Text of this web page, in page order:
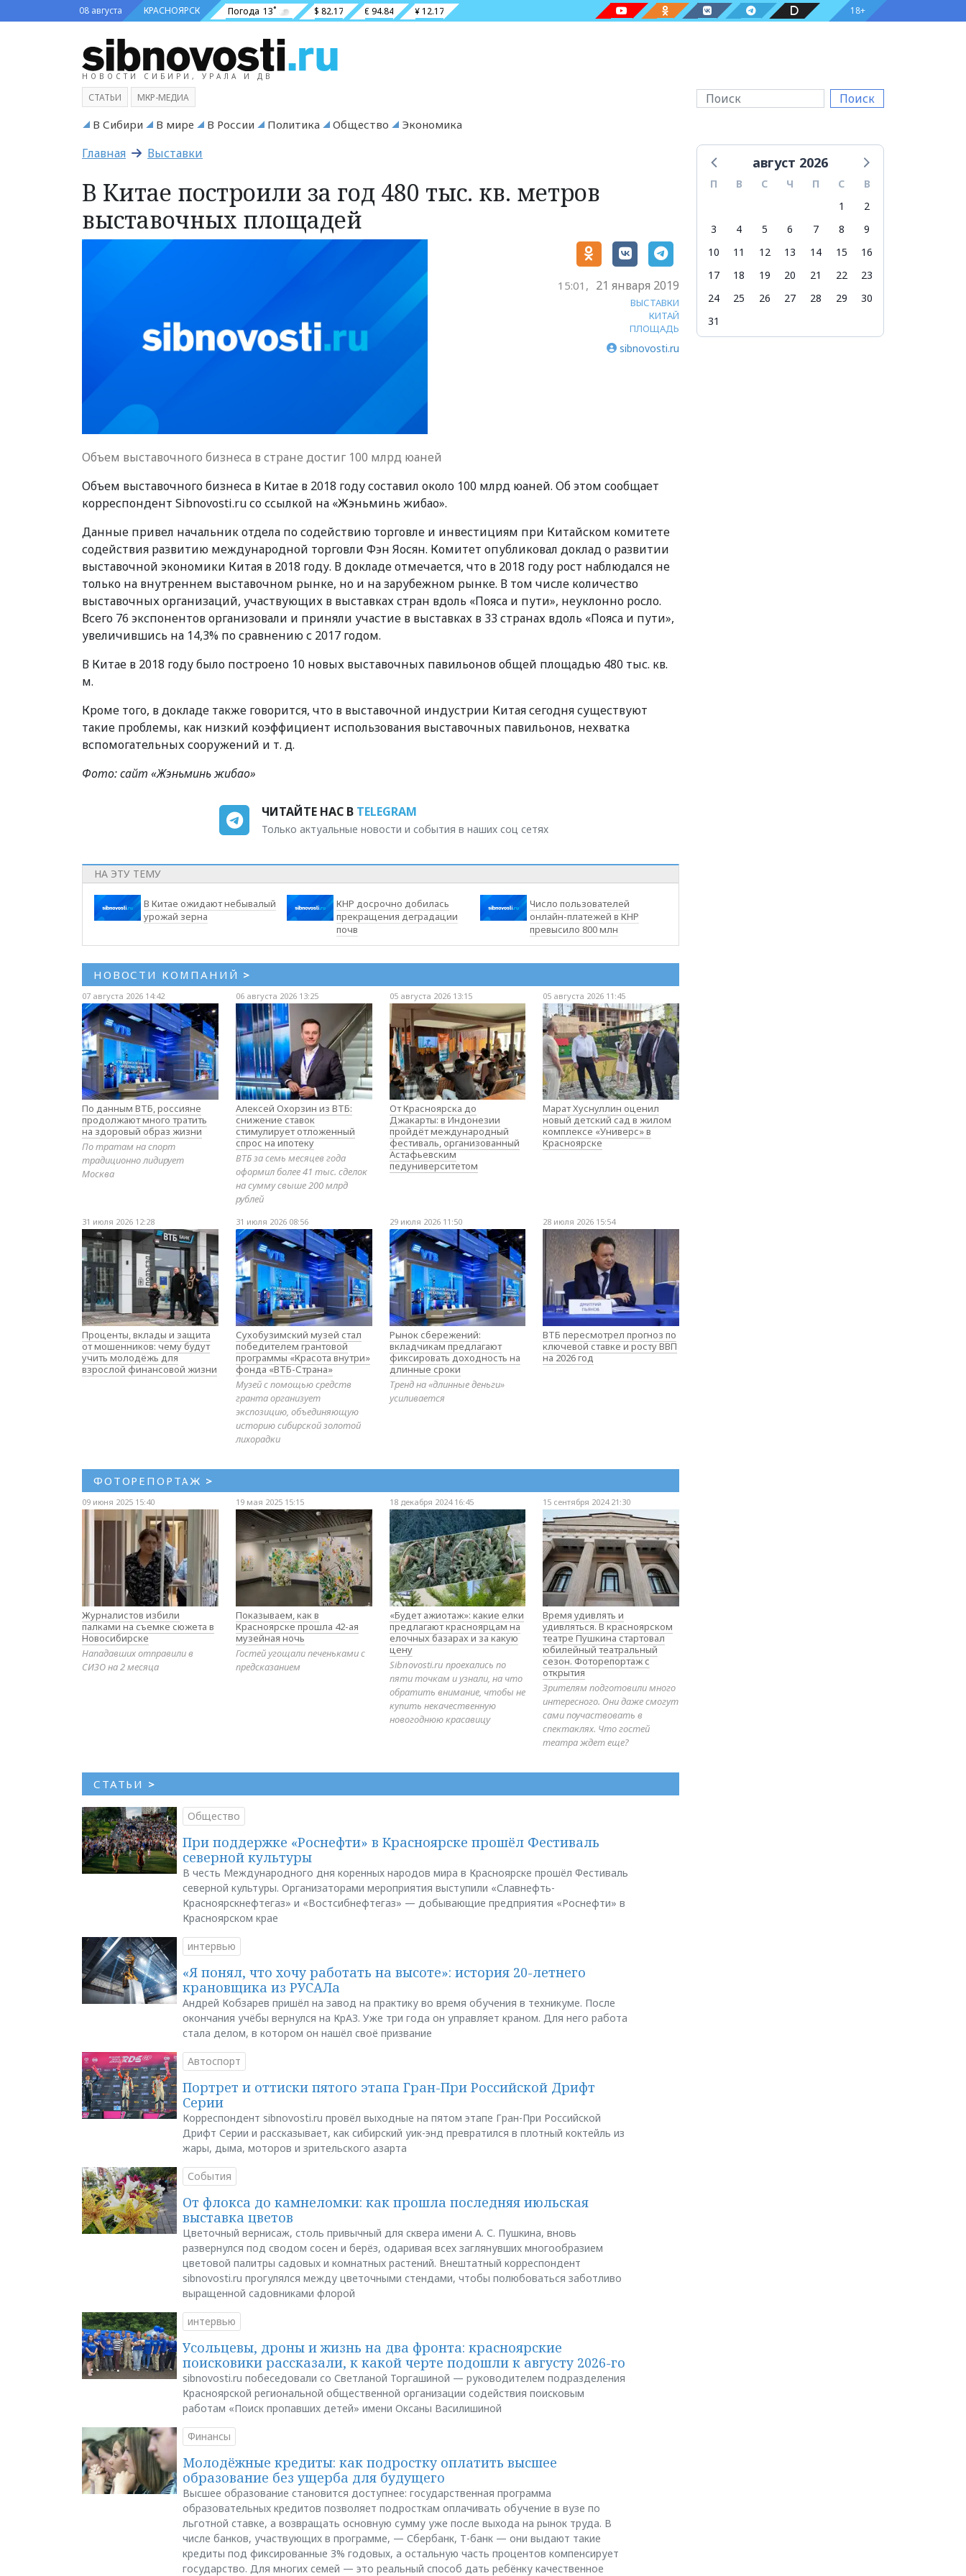
08 августа КРАСНОЯРСК Погода 13˚ $ 82.17 € 94.84 ¥ 12.17 18+
НОВОСТИ СИБИРИ, УРАЛА И ДВ
Поиск
СТАТЬИ МКР-МЕДИА
В Сибири В мире В России Политика Общество Экономика
Главная Выставки
В Китае построили за год 480 тыс. кв. метров
выставочных площадей
15:01, 21 января 2019
ВЫСТАВКИ
КИТАЙ
ПЛОЩАДЬ
sibnovosti.ru
Объем выставочного бизнеса в стране достиг 100 млрд юаней
Объем выставочного бизнеса в Китае в 2018 году составил около 100 млрд юаней. Об этом сообщает
корреспондент Sibnovosti.ru со ссылкой на «Жэньминь жибао».
Данные привел начальник отдела по содействию торговле и инвестициям при Китайском комитете
содействия развитию международной торговли Фэн Яосян. Комитет опубликовал доклад о развитии
выставочной экономики Китая в 2018 году. В докладе отмечается, что в 2018 году рост наблюдался не
только на внутреннем выставочном рынке, но и на зарубежном рынке. В том числе количество
выставочных организаций, участвующих в выставках стран вдоль «Пояса и пути», неуклонно росло.
Всего 76 экспонентов организовали и приняли участие в выставках в 33 странах вдоль «Пояса и пути»,
увеличившись на 14,3% по сравнению с 2017 годом.
В Китае в 2018 году было построено 10 новых выставочных павильонов общей площадью 480 тыс. кв.
м.
Кроме того, в докладе также говорится, что в выставочной индустрии Китая сегодня существуют
такие проблемы, как низкий коэффициент использования выставочных павильонов, нехватка
вспомогательных сооружений и т. д.
Фото: сайт «Жэньминь жибао»
ЧИТАЙТЕ НАС В TELEGRAM
Только актуальные новости и события в наших соц сетях
НА ЭТУ ТЕМУ
В Китае ожидают небывалый
урожай зерна
КНР досрочно добилась
прекращения деградации
почв
Число пользователей
онлайн-платежей в КНР
превысило 800 млн
НОВОСТИ КОМПАНИЙ >
07 августа 2026 14:42
По данным ВТБ, россияне
продолжают много тратить
на здоровый образ жизни
По тратам на спорт
традиционно лидирует
Москва
06 августа 2026 13:25
Алексей Охорзин из ВТБ:
снижение ставок
стимулирует отложенный
спрос на ипотеку
ВТБ за семь месяцев года
оформил более 41 тыс. сделок
на сумму свыше 200 млрд
рублей
05 августа 2026 13:15
От Красноярска до
Джакарты: в Индонезии
пройдёт международный
фестиваль, организованный
Астафьевским
педуниверситетом
05 августа 2026 11:45
Марат Хуснуллин оценил
новый детский сад в жилом
комплексе «Универс» в
Красноярске
31 июля 2026 12:28
Проценты, вклады и защита
от мошенников: чему будут
учить молодёжь для
взрослой финансовой жизни
31 июля 2026 08:56
Сухобузимский музей стал
победителем грантовой
программы «Красота внутри»
фонда «ВТБ-Страна»
Музей с помощью средств
гранта организует
экспозицию, объединяющую
историю сибирской золотой
лихорадки
29 июля 2026 11:50
Рынок сбережений:
вкладчикам предлагают
фиксировать доходность на
длинные сроки
Тренд на «длинные деньги»
усиливается
28 июля 2026 15:54
ВТБ пересмотрел прогноз по
ключевой ставке и росту ВВП
на 2026 год
ФОТОРЕПОРТАЖ >
09 июня 2025 15:40
Журналистов избили
палками на съемке сюжета в
Новосибирске
Нападавших отправили в
СИЗО на 2 месяца
19 мая 2025 15:15
Показываем, как в
Красноярске прошла 42-ая
музейная ночь
Гостей угощали печеньками с
предсказанием
18 декабря 2024 16:45
«Будет ажиотаж»: какие елки
предлагают красноярцам на
елочных базарах и за какую
цену
Sibnovosti.ru проехались по
пяти точкам и узнали, на что
обратить внимание, чтобы не
купить некачественную
новогоднюю красавицу
15 сентября 2024 21:30
Время удивлять и
удивляться. В красноярском
театре Пушкина стартовал
юбилейный театральный
сезон. Фоторепортаж с
открытия
Зрителям подготовили много
интересного. Они даже смогут
сами поучаствовать в
спектаклях. Что гостей
театра ждет еще?
СТАТЬИ >
Общество
При поддержке «Роснефти» в Красноярске прошёл Фестиваль
северной культуры
В честь Международного дня коренных народов мира в Красноярске прошёл Фестиваль
северной культуры. Организаторами мероприятия выступили «Славнефть-
Красноярскнефтегаз» и «Востсибнефтегаз» — добывающие предприятия «Роснефти» в
Красноярском крае
интервью
«Я понял, что хочу работать на высоте»: история 20-летнего
крановщика из РУСАЛа
Андрей Кобзарев пришёл на завод на практику во время обучения в техникуме. После
окончания учёбы вернулся на КрАЗ. Уже три года он управляет краном. Для него работа
стала делом, в котором он нашёл своё призвание
Автоспорт
Портрет и оттиски пятого этапа Гран-При Российской Дрифт
Серии
Корреспондент sibnovosti.ru провёл выходные на пятом этапе Гран-При Российской
Дрифт Серии и рассказывает, как сибирский уик-энд превратился в плотный коктейль из
жары, дыма, моторов и зрительского азарта
События
От флокса до камнеломки: как прошла последняя июльская
выставка цветов
Цветочный вернисаж, столь привычный для сквера имени А. С. Пушкина, вновь
развернулся под сводом сосен и берёз, одаривая всех заглянувших многообразием
цветовой палитры садовых и комнатных растений. Внештатный корреспондент
sibnovosti.ru прогулялся между цветочными стендами, чтобы полюбоваться заботливо
выращенной садовниками флорой
интервью
Усольцевы, дроны и жизнь на два фронта: красноярские
поисковики рассказали, к какой черте подошли к августу 2026-го
sibnovosti.ru побеседовали со Светланой Торгашиной — руководителем подразделения
Красноярской региональной общественной организации содействия поисковым
работам «Поиск пропавших детей» имени Оксаны Василишиной
Финансы
Молодёжные кредиты: как подростку оплатить высшее
образование без ущерба для будущего
Высшее образование становится доступнее: государственная программа
образовательных кредитов позволяет подросткам оплачивать обучение в вузе по
льготной ставке, а возвращать основную сумму уже после выхода на рынок труда. В
числе банков, участвующих в программе, — Сбербанк, Т-банк — они выдают такие
кредиты под фиксированные 3% годовых, а остальную часть процентов компенсирует
государство. Для многих семей — это реальный способ дать ребёнку качественное
август 2026
П В С Ч П С
В
1
2
3
4 5 6 7 8
9
10
11 12 13 14 15
16
17
18 19 20 21 22
23
24
25 26 27 28 29
30
31